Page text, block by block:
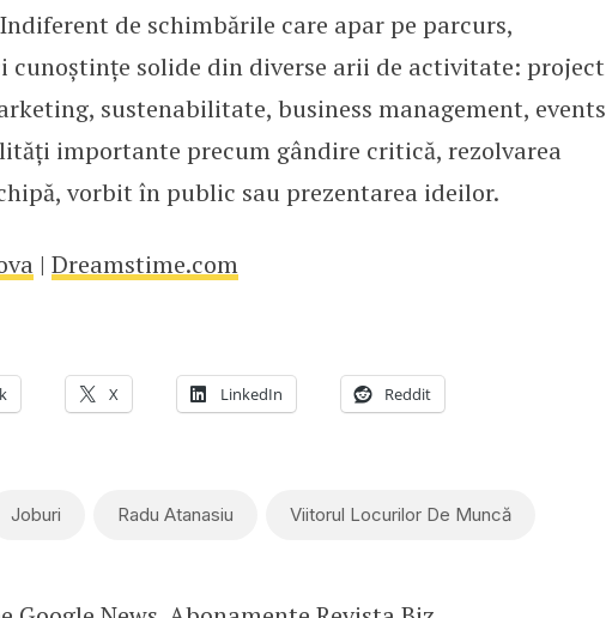
de schimbările care apar pe parcurs,
cunoștințe solide din diverse arii de activitate: project
sustenabilitate, business management, events
importante precum gândire critică, rezolvarea
vorbit în public sau prezentarea ideilor.
| Dreamstime.com
X LinkedIn Reddit
Joburi Radu Atanasiu Viitorul Locurilor De Muncă